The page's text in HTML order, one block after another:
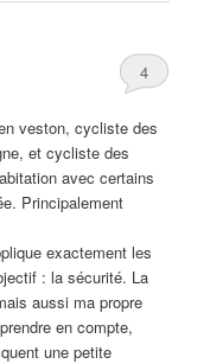
4
veston, cycliste des
et cycliste des
avec certains
Principalement
exactement les
: la sécurité. La
aussi ma propre
en compte,
une petite